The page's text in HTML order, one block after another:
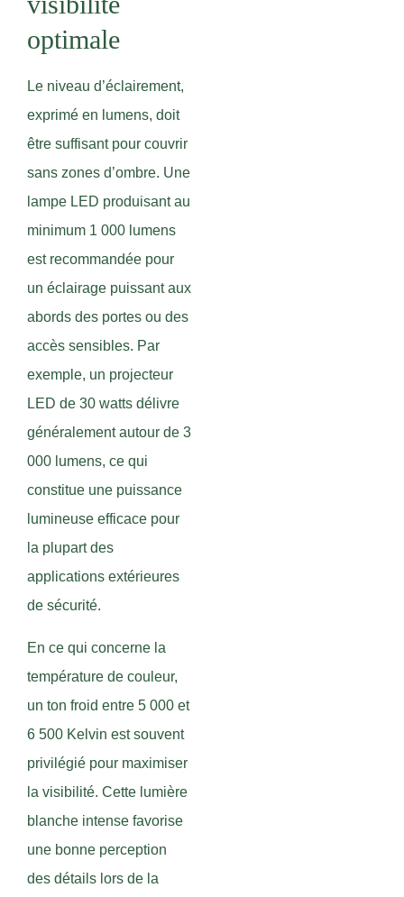
optimale
Le niveau d’éclairement,
exprimé en lumens, doit
être suffisant pour couvrir
sans zones d’ombre. Une
lampe LED produisant au
minimum 1 000 lumens
est recommandée pour
un éclairage puissant aux
abords des portes ou des
accès sensibles. Par
exemple, un projecteur
LED de 30 watts délivre
généralement autour de 3
000 lumens, ce qui
constitue une puissance
lumineuse efficace pour
la plupart des
applications extérieures
de sécurité.
En ce qui concerne la
température de couleur,
un ton froid entre 5 000 et
6 500 Kelvin est souvent
privilégié pour maximiser
la visibilité. Cette lumière
blanche intense favorise
une bonne perception
des détails lors de la